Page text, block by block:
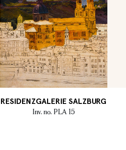
RESIDENZGALERIE SALZBURG
Inv. no. PLA 15